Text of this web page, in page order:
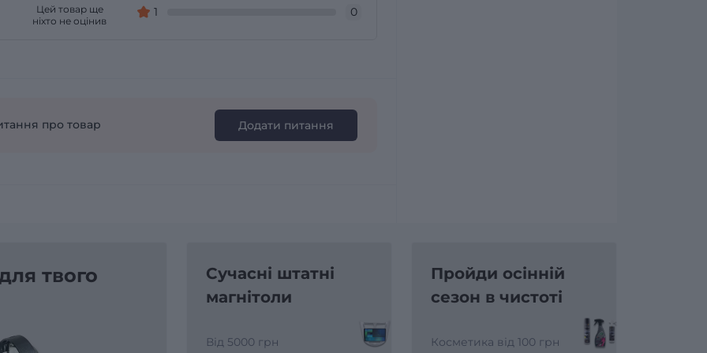
Цей товар ще
ніхто не оцінив
1 0
про товар Додати питання
твого
Сучасні штатні
магнітоли
Від 5000 грн
Пройди осінній
сезон в чистоті
Косметика від 100 грн